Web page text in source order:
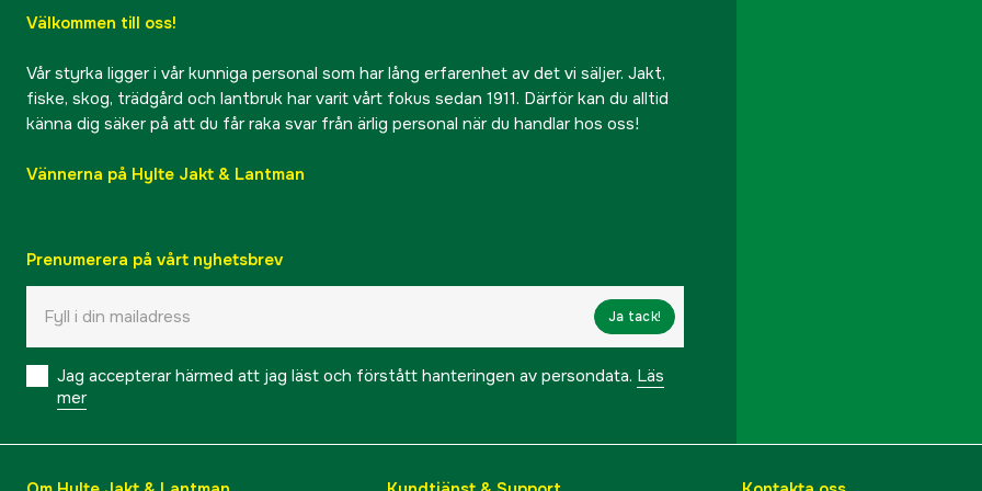
Välkommen till oss!
Vår styrka ligger i vår kunniga personal som har lång erfarenhet av det vi säljer. Jakt,
fiske, skog, trädgård och lantbruk har varit vårt fokus sedan 1911. Därför kan du alltid
känna dig säker på att du får raka svar från ärlig personal när du handlar hos oss!
Vännerna på Hylte Jakt & Lantman
Prenumerera på vårt nyhetsbrev
Ja tack!
Jag accepterar härmed att jag läst och förstått hanteringen av persondata. Läs
mer